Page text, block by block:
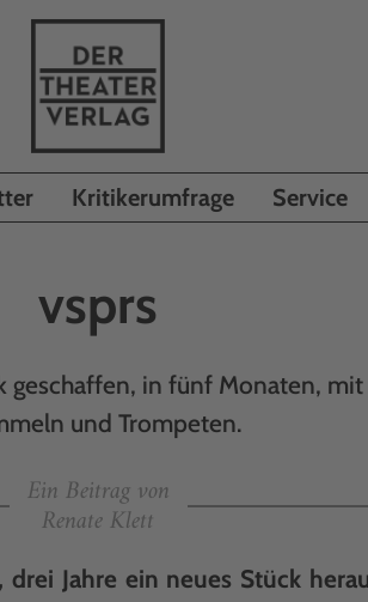
Kritikerumfrage Service
vsprs
geschaffen, in fünf Monaten, mit
und Trompeten.
Ein Beitrag von
Renate Klett
Jahre ein neues Stück